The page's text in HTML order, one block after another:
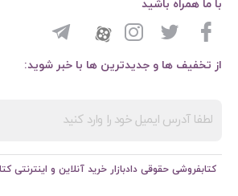
از تخفیف ها و جدیدترین ها با خبر شوید:
با ما همراه باشید
کتابفروشی حقوقی دادبازار خرید آنلاین و اینترنتی